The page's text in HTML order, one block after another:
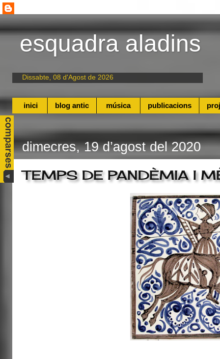
esquadra aladins
Dissabte, 08 d'Agost de 2026
inici blog antic música publicacions
dimecres, 19 d’agost del 2020
TEMPS DE PANDÈMIA I